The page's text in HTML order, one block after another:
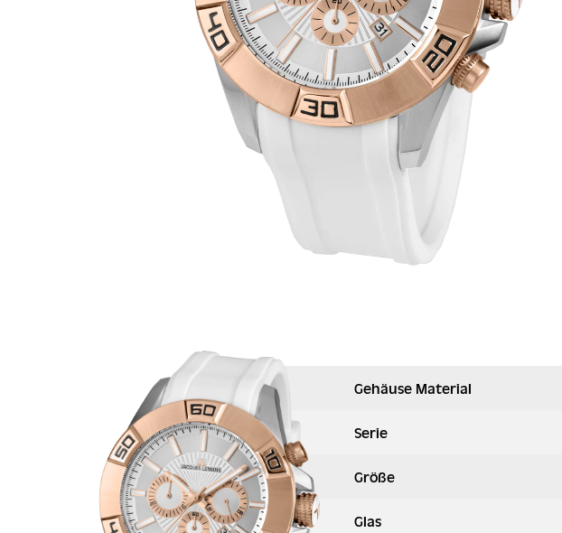
Gehäuse Material
Serie
Größe
Glas